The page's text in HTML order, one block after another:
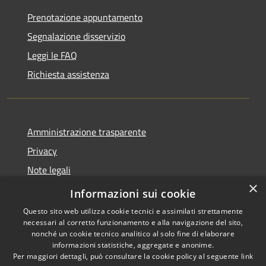
Prenotazione appuntamento
Segnalazione disservizio
Leggi le FAQ
Richiesta assistenza
Amministrazione trasparente
Privacy
Note legali
Dichiarazione di accessibilità
Accessibilità
Copyright © 2026 • Comune di
Lumezzane • Powered by
×
Informazioni sui cookie
Questo sito web utilizza cookie tecnici e assimilati strettamente
necessari al corretto funzionamento e alla navigazione del sito,
nonché un cookie tecnico analitico al solo fine di elaborare
informazioni statistiche, aggregate e anonime.
Per maggiori dettagli, può consultare la cookie policy al seguente link